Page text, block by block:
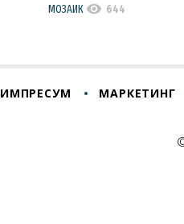
МОЗАИК visibility 644
ИМПРЕСУМ МАРКЕТИНГ